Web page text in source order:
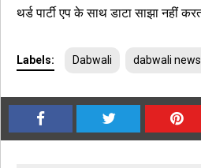
थर्ड पार्टी एप के साथ डाटा साझा नहीं
Labels: Dabwali dabwali news